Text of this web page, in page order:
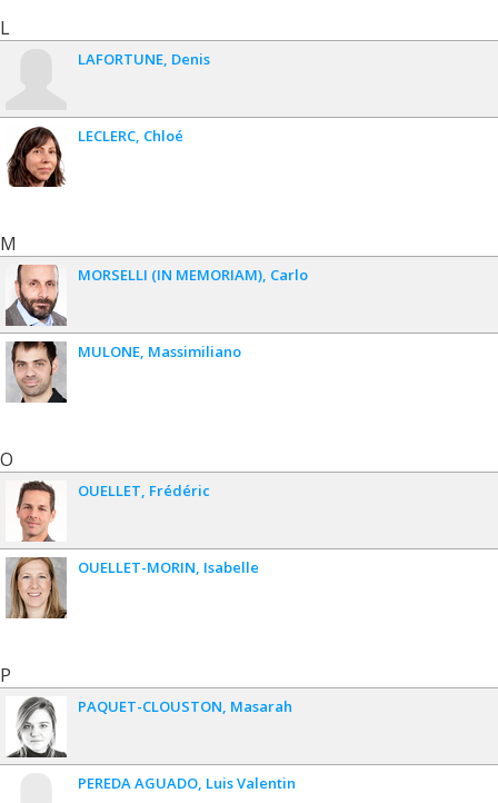
L
LAFORTUNE Denis
LECLERC Chloé
M
MORSELLI (IN MEMORIAM) Carlo
MULONE Massimiliano
O
OUELLET Frédéric
OUELLET-MORIN Isabelle
P
PAQUET-CLOUSTON Masarah
PEREDA AGUADO Luis Valentin